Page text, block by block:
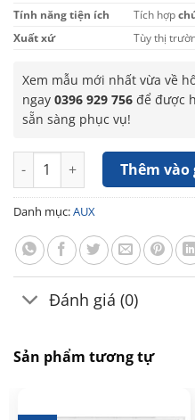
Tính năng tiện ích
Tích hợp
Xuất xứ
Tùy thị
Xem mẫu mới nhất vừa về
ngay 0396 929 756 để được
sẵn sàng phục vụ!
Máy lạnh Aux Inverter 2HP
Thêm vào
Danh mục:AUX
Đánh giá (0)
Sản phẩm tương tự